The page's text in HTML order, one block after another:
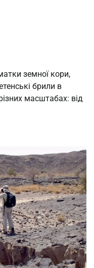
земної кори,
брили в
масштабах: від